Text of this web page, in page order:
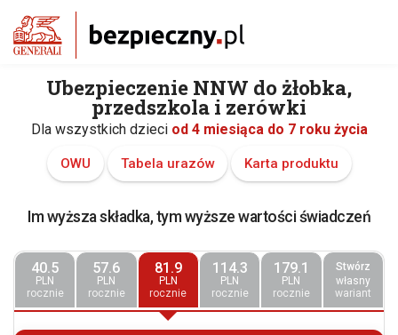
Ubezpieczenie NNW do żłobka,
przedszkola i zerówki
Dla wszystkich dzieci od 4 miesiąca do 7 roku życia
OWU Tabela urazów Karta produktu
Im wyższa składka, tym wyższe wartości świadczeń
40.5
PLN
rocznie
57.6
PLN
rocznie
81.9
PLN
rocznie
114.3
PLN
rocznie
179.1
PLN
rocznie
Stwórz
własny
wariant